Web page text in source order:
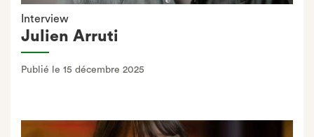
Interview
Julien Arruti
Publié le 15 décembre 2025